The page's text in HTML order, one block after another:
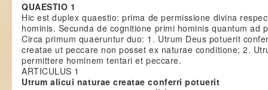
QUAESTIO 1
Hic est duplex quaestio: prima de permissione divina
hominis. Secunda de cognitione primi hominis quantum ad
Circa primum quaeruntur duo: 1. Utrum Deus potuerit
creatae ut peccare non posset ex naturae conditione; 2.
permittere hominem tentari et peccare.
ARTICULUS 1
Utrum alicui naturae creatae conferri potuerit